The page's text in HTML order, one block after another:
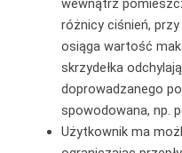
wewnątrz
różnicy ciśnień,
osiąga wartość
skrzydełka
doprowadzanego
spowodowana, np.
Użytkownik ma